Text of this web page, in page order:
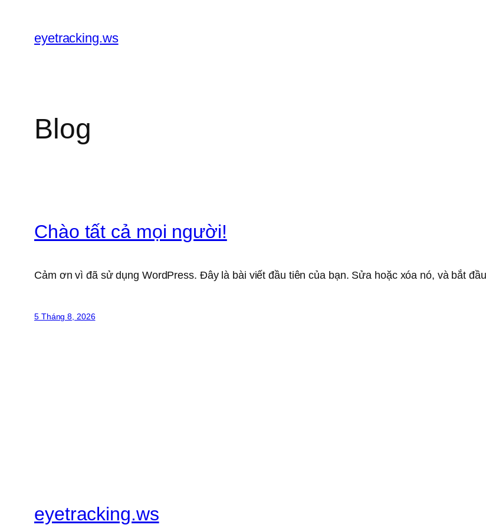
eyetracking.ws
Blog
Chào tất cả mọi người!
Cảm ơn vì đã sử dụng WordPress. Đây là bài viết đầu tiên của bạn. Sửa hoặc xóa nó, và bắt
5 Tháng 8, 2026
eyetracking.ws